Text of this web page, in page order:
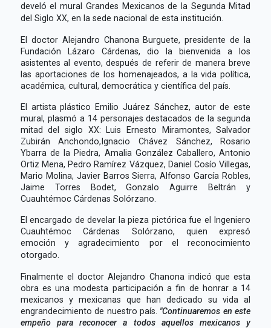
develó el mural Grandes Mexicanos de la Segunda Mitad
del Siglo XX, en la sede nacional de esta institución.
El doctor Alejandro Chanona Burguete, presidente de la
Fundación Lázaro Cárdenas, dio la bienvenida a los
asistentes al evento, después de referir de manera breve
las aportaciones de los homenajeados, a la vida política,
académica, cultural, democrática y científica del país.
El artista plástico Emilio Juárez Sánchez, autor de este
mural, plasmó a 14 personajes destacados de la segunda
mitad del siglo XX: Luis Ernesto Miramontes, Salvador
Zubirán Anchondo,Ignacio Chávez Sánchez, Rosario
Ybarra de la Piedra, Amalia González Caballero, Antonio
Ortiz Mena, Pedro Ramírez Vázquez, Daniel Cosío Villegas,
Mario Molina, Javier Barros Sierra, Alfonso García Robles,
Jaime Torres Bodet, Gonzalo Aguirre Beltrán y
Cuauhtémoc Cárdenas Solórzano.
El encargado de develar la pieza pictórica fue el Ingeniero
Cuauhtémoc Cárdenas Solórzano, quien expresó
emoción y agradecimiento por el reconocimiento
otorgado.
Finalmente el doctor Alejandro Chanona indicó que esta
obra es una modesta participación a fin de honrar a 14
mexicanos y mexicanas que han dedicado su vida al
engrandecimiento de nuestro país. "Continuaremos en este
empeño para reconocer a todos aquellos mexicanos y